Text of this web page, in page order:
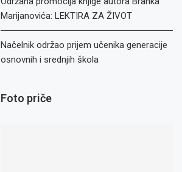
Marijanovića: LEKTIRA ZA ŽIVOT
Načelnik održao prijem učenika generacije
osnovnih i srednjih škola
Foto priče